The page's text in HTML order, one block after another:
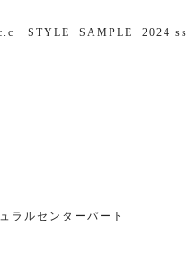
STYLE SAMPLE 2024 ss
ラルセンターパート